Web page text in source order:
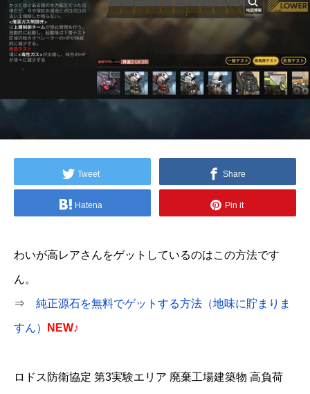
Tweet Share
Hatena Pin it
わいが高レアさんをゲットしているのはこの方法です
ん。
⇒ 純正源石を無料でゲットする方法（地味に貯まりま
すん） NEW♪
ロドス防衛協定 第3実験エリア 廃棄工場建築物 高負荷